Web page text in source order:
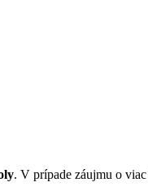
. V prípade záujmu o